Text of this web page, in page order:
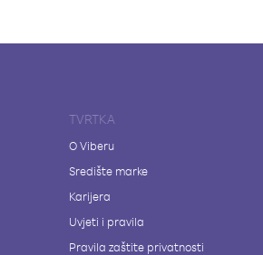
TVRTKA
O Viberu
Središte marke
Karijera
Uvjeti i pravila
Pravila zaštite privatnosti